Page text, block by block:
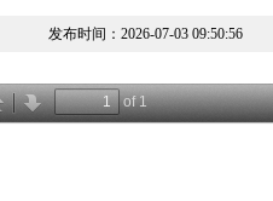
发布时间：2026-07-03 09:50:56